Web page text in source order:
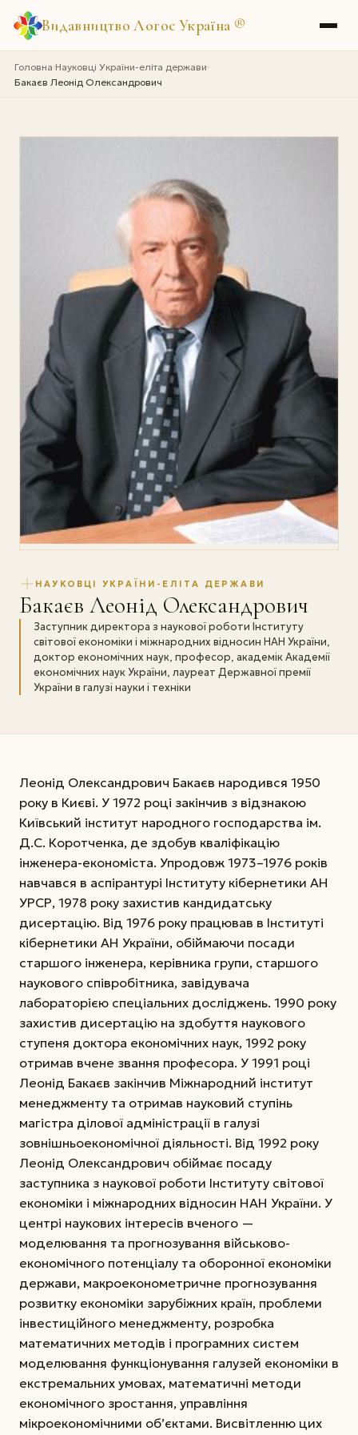
Видавництво Логос Україна ®
Головна›Науковці України-еліта держави›
Бакаєв Леонід Олександрович
НАУКОВЦІ УКРАЇНИ-ЕЛІТА ДЕРЖАВИ
Бакаєв Леонід Олександрович
Заступник директора з наукової роботи Інституту
світової економіки і міжнародних відносин НАН України,
доктор економічних наук, професор, академік Академії
економічних наук України, лауреат Державної премії
України в галузі науки і техніки
Леонід Олександрович Бакаєв народився 1950
року в Києві. У 1972 році закінчив з відзнакою
Київський інститут народного господарства ім.
Д.С. Коротченка, де здобув кваліфікацію
інженера-економіста. Упродовж 1973–1976 років
навчався в аспірантурі Інституту кібернетики АН
УРСР, 1978 року захистив кандидатську
дисертацію. Від 1976 року працював в Інституті
кібернетики АН України, обіймаючи посади
старшого інженера, керівника групи, старшого
наукового співробітника, завідувача
лабораторією спеціальних досліджень. 1990 року
захистив дисертацію на здобуття наукового
ступеня доктора економічних наук, 1992 року
отримав вчене звання професора. У 1991 році
Леонід Бакаєв закінчив Міжнародний інститут
менеджменту та отримав науковий ступінь
магістра ділової адміністрації в галузі
зовнішньоекономічної діяльності. Від 1992 року
Леонід Олександрович обіймає посаду
заступника з наукової роботи Інституту світової
економіки і міжнародних відносин НАН України. У
центрі наукових інтересів вченого —
моделювання та прогнозування військово-
економічного потенціалу та оборонної економіки
держави, макроеконометричне прогнозування
розвитку економіки зарубіжних країн, проблеми
інвестиційного менеджменту, розробка
математичних методів і програмних систем
моделювання функціонування галузей економіки в
екстремальних умовах, математичні методи
економічного зростання, управління
мікроекономічними об’єктами. Висвітленню цих